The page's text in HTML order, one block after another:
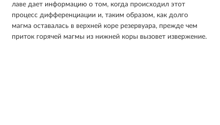
лаве дает информацию о том, когда происходил этот
процесс дифференциации и, таким образом, как долго
магма оставалась в верхней коре резервуара, прежде чем
приток горячей магмы из нижней коры вызовет извержение.